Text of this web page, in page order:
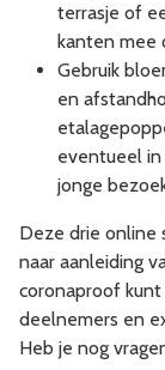
terrasje of
kanten mee
Gebruik
en
eventueel
jonge
Deze drie online
naar aanleiding
coronaproof
deelnemers en
Heb je nog